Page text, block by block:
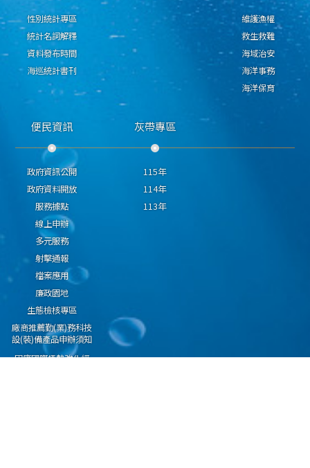
性別統計專區
統計名詞解釋
資料發布時間
海巡統計書刊
維護漁權
救生救難
海域治安
海洋事務
海洋保育
便民資訊
政府資訊公開
政府資料開放
服務據點
線上申辦
多元服務
射擊通報
檔案應用
廉政園地
生態檢核專區
廠商推薦勤(業)務科技
設(裝)備產品申辦須知
因應國際情勢強化經
灰帶專區
115年
114年
113年